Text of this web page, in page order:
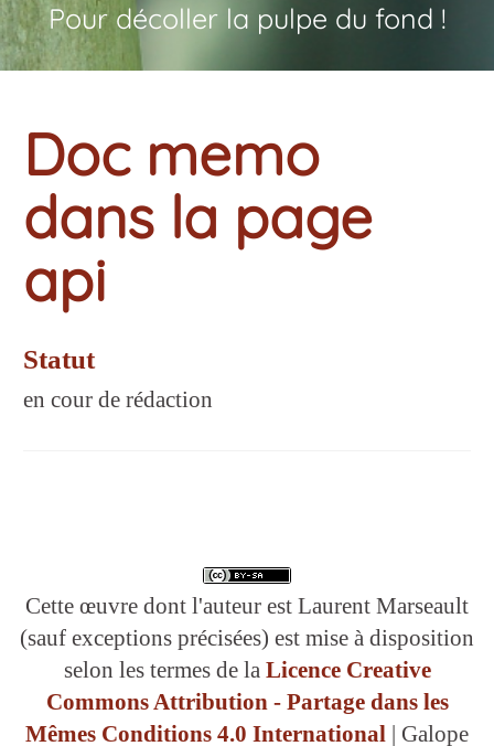
Pour décoller la pulpe du fond !
Doc memo
dans la page
api
Statut
en cour de rédaction
Cette œuvre dont l'auteur est Laurent Marseault
(sauf exceptions précisées) est mise à disposition
selon les termes de la Licence Creative
Commons Attribution - Partage dans les
Mêmes Conditions 4.0 International | Galope